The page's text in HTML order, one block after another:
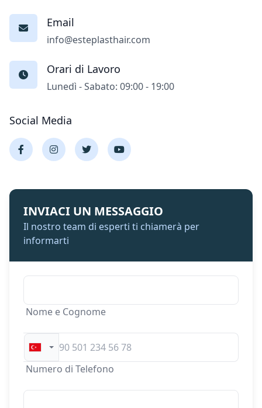
Email
info@esteplasthair.com
Orari di Lavoro
Lunedì - Sabato: 09:00 - 19:00
Social Media
INVIACI UN MESSAGGIO
Il nostro team di esperti ti chiamerà per
informarti
Nome e Cognome
Numero di Telefono